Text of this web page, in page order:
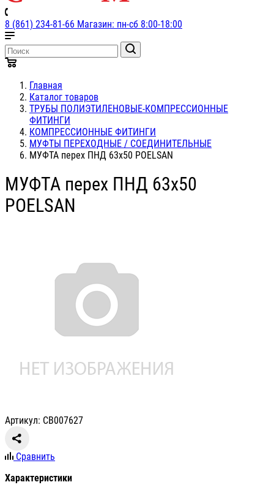
8 (861) 234-81-66 Магазин: пн-сб 8:00-18:00
Главная
Каталог товаров
ТРУБЫ ПОЛИЭТИЛЕНОВЫЕ-КОМПРЕССИОННЫЕ
ФИТИНГИ
КОМПРЕССИОННЫЕ ФИТИНГИ
МУФТЫ ПЕРЕХОДНЫЕ / СОЕДИНИТЕЛЬНЫЕ
МУФТА перех ПНД 63х50 POELSAN
МУФТА перех ПНД 63х50
POELSAN
Артикул: СВ007627
Сравнить
Характеристики